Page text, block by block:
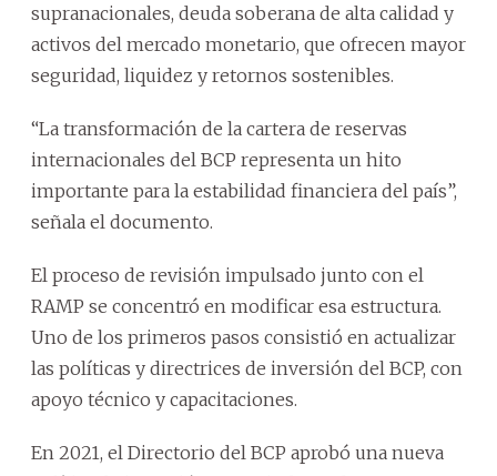
supranacionales, deuda soberana de alta calidad y
activos del mercado monetario, que ofrecen mayor
seguridad, liquidez y retornos sostenibles.
“La transformación de la cartera de reservas
internacionales del BCP representa un hito
importante para la estabilidad financiera del país”,
señala el documento.
El proceso de revisión impulsado junto con el
RAMP se concentró en modificar esa estructura.
Uno de los primeros pasos consistió en actualizar
las políticas y directrices de inversión del BCP, con
apoyo técnico y capacitaciones.
En 2021, el Directorio del BCP aprobó una nueva